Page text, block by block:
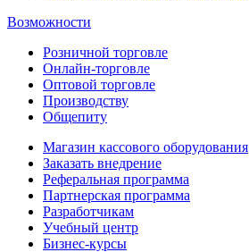
Возможности
Розничной торговле
Онлайн-торговле
Оптовой торговле
Производству
Общепиту
Магазин кассового оборудования
Заказать внедрение
Реферальная программа
Партнерская программа
Разработчикам
Учебный центр
Бизнес‑курсы